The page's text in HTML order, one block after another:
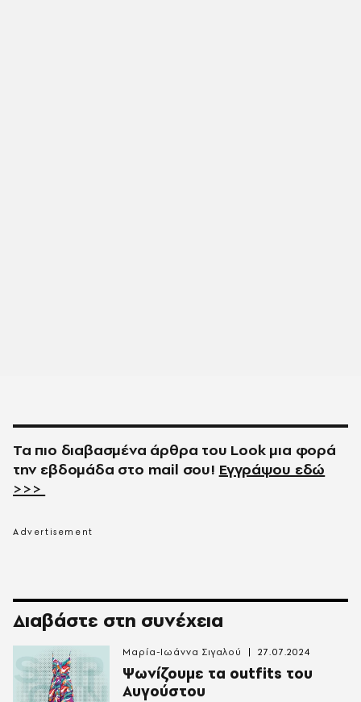
Τα πιο διαβασμένα άρθρα του Look μια φορά
την εβδομάδα στο mail σου! Εγγράψου εδώ
>>>
Διαβάστε στη συνέχεια
Ψωνίζουμε τα outfits του
Αυγούστου
Μαρία-Ιωάννα Σιγαλού 27.07.2024